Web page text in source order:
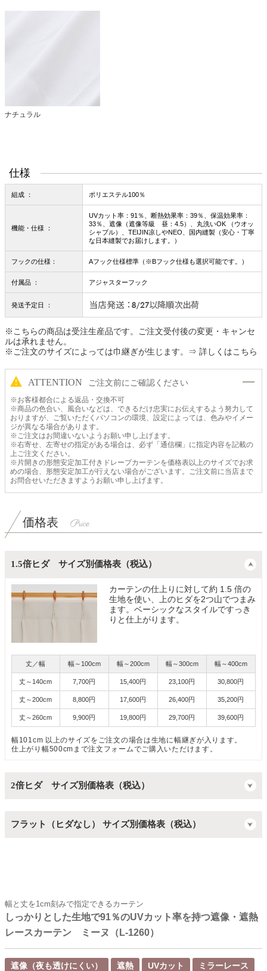
ナチュラル
仕様
組成 ： ポリエステル100％
機能・仕様 ：
UVカット率：91％、断熱効果率：39％、保温効果率：
33％、遮像（遮像等級 昼：4.5）、丸洗いOK （ウオッ
シャブル）、TEIJIN凉しやNEO、国内縫製（安心・丁寧
な日本縫製でお届けします。）
フックの仕様： Aフック仕様標準（※Bフック仕様も選択可能です。）
付属品 ： アジャスターフック
発送予定日 ：
※こちらの商品は受注生産品です。ご注文受付後の変更・キャンセ
ルは承れません。
※ご注文のサイズによっては巾継ぎが生じます。
⇒ 詳しくはこちら
ATTENTION ご注文前にご確認ください
※お客様都合による返品・交換不可
※商品の色合い、風合いなどは、できるだけ忠実にお伝えするよう努力して
おりますが、ご覧いただくパソコンの環境、設定によっては、色みやイメー
ジが異なる場合があります。
※ご注文はお間違いないようお願い申し上げます。
※右寄せ、左寄せの指定がある場合は、必ず「通信欄」に指定内容を記載の
上ご注文ください。
※片開きの形態安定加工付きドレープカーテンを価格表以上のサイズでお求
めの場合、形態安定加工が行えない場合がございます。ご注文前に当店まで
お問合せいただきますようお願い申し上げます。
価格表
1.5倍ヒダ サイズ別価格表（税込）
カーテンの仕上りに対して約 1.5 倍の
生地を使い、上のヒダを2つ山でつまみ
ます。ベーシックなスタイルですっき
りと仕上がります。
丈／幅
丈～140cm
丈～200cm
丈～260cm
幅～100cm
7,700円
8,800円
9,900円
幅～200cm
15,400円
17,600円
19,800円
幅～300cm
23,100円
26,400円
29,700円
幅～400cm
30,800円
35,200円
39,600円
幅101cm 以上のサイズをご注文の場合は生地に幅継ぎが入ります。
仕上がり幅500cmまで注文フォームでご購入いただけます。
2倍ヒダ サイズ別価格表（税込）
フラット（ヒダなし） サイズ別価格表（税込）
幅と丈を1cm刻みで指定できるカーテン
しっかりとした生地で91％のUVカット率を持つ遮像・遮熱
レースカーテン ミーヌ（L-1260）
遮像（夜も透けにくい） 遮熱 UVカット ミラーレース